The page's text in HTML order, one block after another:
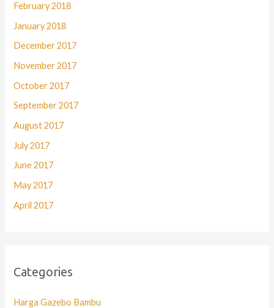
February 2018
January 2018
December 2017
November 2017
October 2017
September 2017
August 2017
July 2017
June 2017
May 2017
April 2017
Categories
Harga Gazebo Bambu